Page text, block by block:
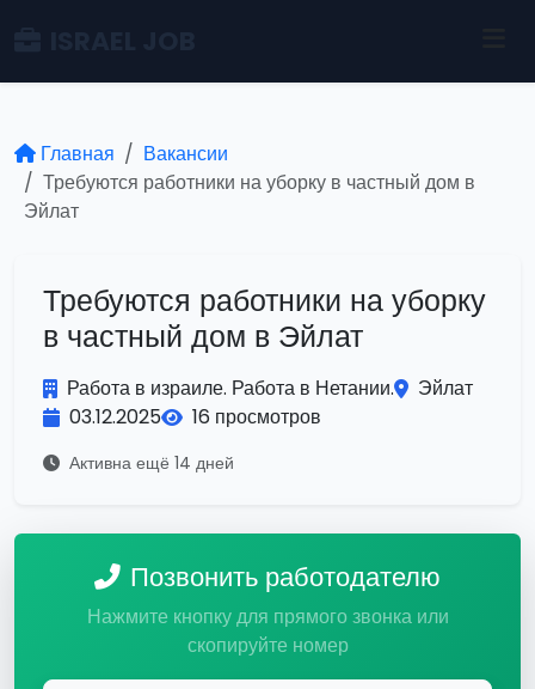
Главная
Вакансии
Требуются работники на уборку в частный дом в
Эйлат
Требуются работники на уборку
в частный дом в Эйлат
Работа в израиле. Работа в Нетании.
Эйлат
03.12.2025
16 просмотров
Активна ещё 14 дней
Позвонить работодателю
Нажмите кнопку для прямого звонка или
скопируйте номер